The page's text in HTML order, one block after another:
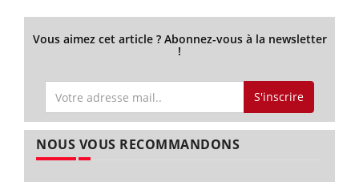
Vous aimez cet article ? Abonnez-vous à la newsletter
!
S'inscrire
NOUS VOUS RECOMMANDONS